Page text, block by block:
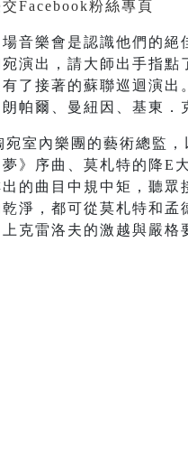
Facebook粉絲專頁
音樂會是認識他們的絕
演出，請大師出手指
了接著的蘇聯巡迴演
帕爾、曼紐因、基東．
室內樂團的藝術總監
》序曲、莫札特的降E
的曲目中規中矩，聽
淨，都可從莫札特和
克雷洛夫的激越與嚴